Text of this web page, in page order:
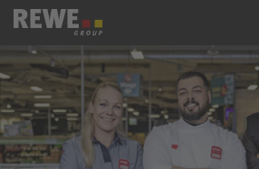
Zum Inhalt springen
Startseite
REWE Group als